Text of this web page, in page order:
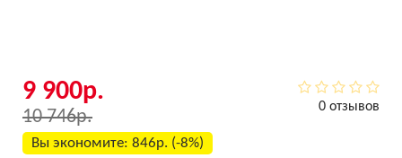
0 отзывов
9 900р.
10 746р.
Вы экономите: 846р. (-8%)